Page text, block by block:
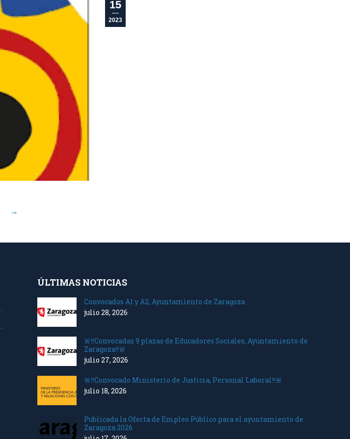
15
2023
→
ÚLTIMAS NOTICIAS
Convocados A1 y A2, Ayuntamiento de Zaragoza
julio 28, 2026
🚨‼️Convocadas 9 plazas de Educadores Sociales, Ayuntamiento de
Zaragoza‼️🚨
julio 27, 2026
🚨‼️Convocado Ministerio de Justicia, Personal Laboral‼️🚨
julio 18, 2026
Publicada la Oferta de Empleo Público para el ayuntamiento de
Zaragoza 2026